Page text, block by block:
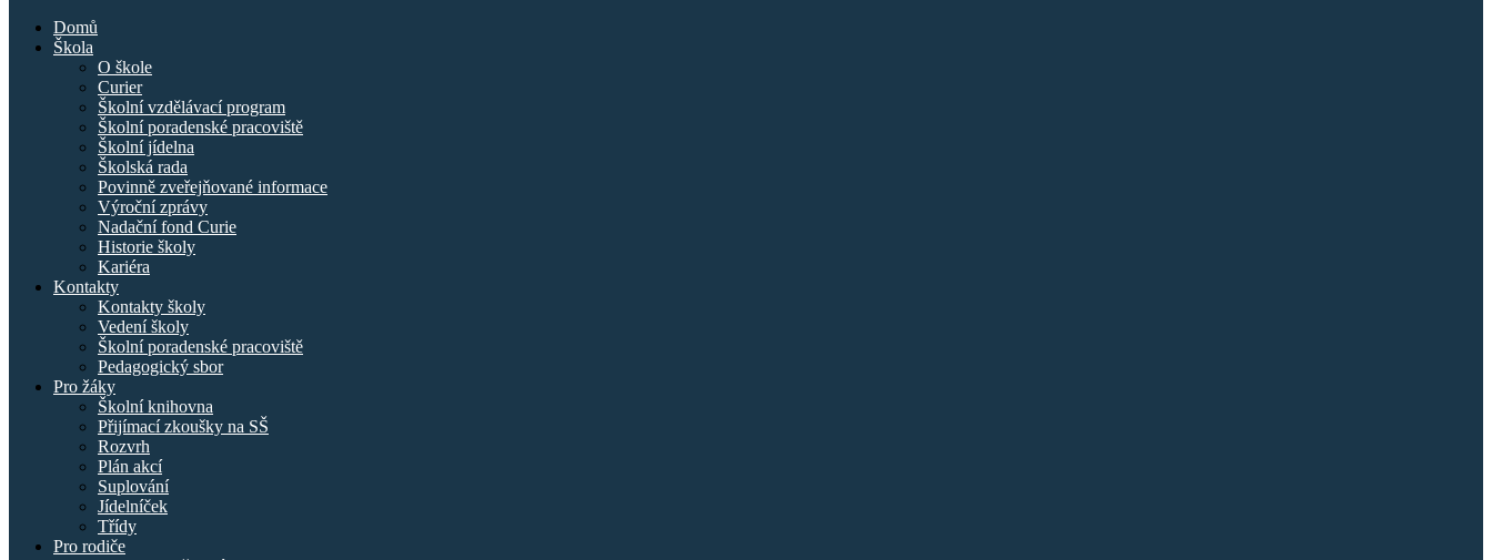
Domů
Škola
O škole
Curier
Školní vzdělávací program
Školní poradenské pracoviště
Školní jídelna
Školská rada
Povinně zveřejňované informace
Výroční zprávy
Nadační fond Curie
Historie školy
Kariéra
Kontakty
Kontakty školy
Vedení školy
Školní poradenské pracoviště
Pedagogický sbor
Pro žáky
Školní knihovna
Přijímací zkoušky na SŠ
Rozvrh
Plán akcí
Suplování
Jídelníček
Třídy
Pro rodiče